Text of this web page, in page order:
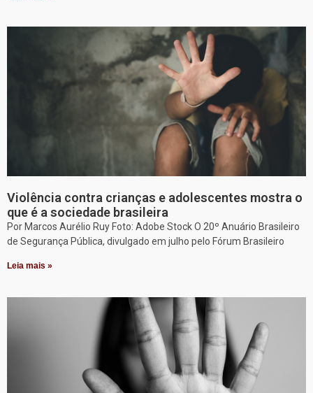
Violência contra crianças e adolescentes mostra o
que é a sociedade brasileira
Por Marcos Aurélio Ruy Foto: Adobe Stock O 20º Anuário Brasileiro
de Segurança Pública, divulgado em julho pelo Fórum Brasileiro
Leia mais »